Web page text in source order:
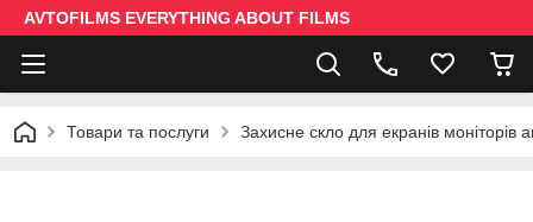
AVTOFILMS EVERYTHING ABOUT FILMS
Товари та послуги Захисне скло для екранів моніторів